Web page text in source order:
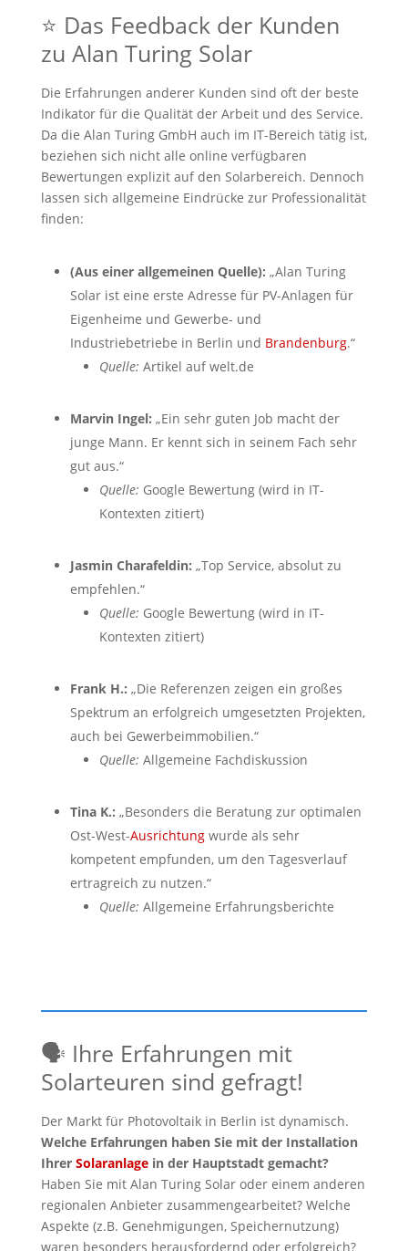
⭐ Das Feedback der Kunden
zu Alan Turing Solar
Die Erfahrungen anderer Kunden sind oft der beste
Indikator für die Qualität der Arbeit und des Service.
Da die Alan Turing GmbH auch im IT-Bereich tätig ist,
beziehen sich nicht alle online verfügbaren
Bewertungen explizit auf den Solarbereich. Dennoch
lassen sich allgemeine Eindrücke zur Professionalität
finden:
(Aus einer allgemeinen Quelle): „Alan Turing
Solar ist eine erste Adresse für PV-Anlagen für
Eigenheime und Gewerbe- und
Industriebetriebe in Berlin und Brandenburg.“
Quelle: Artikel auf welt.de
Marvin Ingel: „Ein sehr guten Job macht der
junge Mann. Er kennt sich in seinem Fach sehr
gut aus.“
Quelle: Google Bewertung (wird in IT-
Kontexten zitiert)
Jasmin Charafeldin: „Top Service, absolut zu
empfehlen.“
Quelle: Google Bewertung (wird in IT-
Kontexten zitiert)
Frank H.: „Die Referenzen zeigen ein großes
Spektrum an erfolgreich umgesetzten Projekten,
auch bei Gewerbeimmobilien.“
Quelle: Allgemeine Fachdiskussion
Tina K.: „Besonders die Beratung zur optimalen
Ost-West-Ausrichtungwurde als sehr
kompetent empfunden, um den Tagesverlauf
ertragreich zu nutzen.“
Quelle: Allgemeine Erfahrungsberichte
🗣️ Ihre Erfahrungen mit
Solarteuren sind gefragt!
Der Markt für Photovoltaik in Berlin ist dynamisch.
Welche Erfahrungen haben Sie mit der Installation
Ihrer Solaranlagein der Hauptstadt gemacht?
Haben Sie mit Alan Turing Solar oder einem anderen
regionalen Anbieter zusammengearbeitet? Welche
Aspekte (z.B. Genehmigungen, Speichernutzung)
waren besonders herausfordernd oder erfolgreich?